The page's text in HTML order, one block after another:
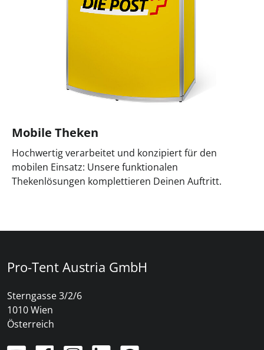
Mobile Theken
Hochwertig verarbeitet und konzipiert für den
mobilen Einsatz: Unsere funktionalen
Thekenlösungen komplettieren Deinen Auftritt.
Pro-Tent Austria GmbH
Sterngasse 3/2/6
1010 Wien
Österreich